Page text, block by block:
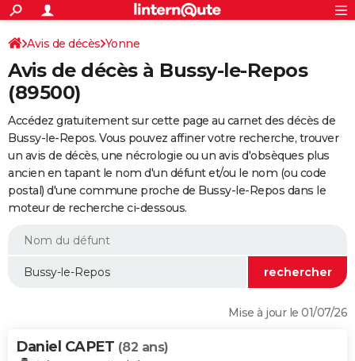
ACTUALITÉS
Politique
Société
Faits Divers
Education
Monde
Villes
+
SPORT
Coupe du monde 2026
Football
Tennis
Cyclisme
Rugby
Forum
FINANCE
Retraite
Impôts
Epargne
Immobilier
Risques naturels par ville
Banque
Assurance
Crédit
AUTO
Essais
Réserver un essai
Citadines
Berlines
SUV
Forum auto
+
HIGH-TECH
Mobiles
Meilleur smartphone
Internet
Ordinateurs
Jeux vidéo
Guide high-tech
+BRICOLAGE
Forum
Aménagement intérieur
Extérieur
Cuisine
Salle de bains
Jardinage
Rangement
WEEK-END
Guides de France
Escapades
Patrimoine
Expositions
Musées
Week-end nature
LIFESTYLE
Alimentation
Guide de la santé
Maladies
Médicaments
Sommeil
VOYAGE
Avis de décès Yonne
Avis de décès à Bussy-le-Repos
(89500)
Accédez gratuitement sur cette page au carnet des décès de
Bussy-le-Repos. Vous pouvez affiner votre recherche, trouver
un avis de décès, une nécrologie ou un avis d'obsèques plus
ancien en tapant le nom d'un défunt et/ou le nom (ou code
postal) d'une commune proche de Bussy-le-Repos dans le
moteur de recherche ci-dessous.
Mise à jour le 01/07/26
Daniel CAPET (82 ans)